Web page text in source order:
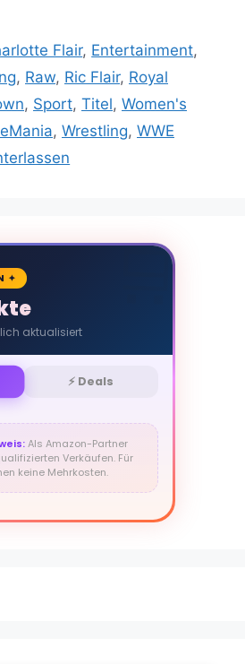
Flair, Entertainment,
, Raw, Ric Flair, Royal
, Sport, Titel, Women's
, Wrestling, WWE
🛒
✦
aktualisiert
⚡ Deals
Als Amazon-Partner
Verkäufen. Für
keine Mehrkosten.